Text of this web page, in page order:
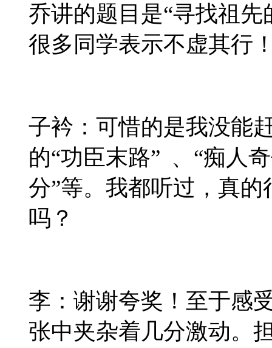
乔讲的题目是“寻找祖
很多同学表示不虚其行
子衿：可惜的是我没能
的“功臣末路” 、“痴人
分”等。我都听过，真
吗？
李：谢谢夸奖！至于感
张中夹杂着几分激动。